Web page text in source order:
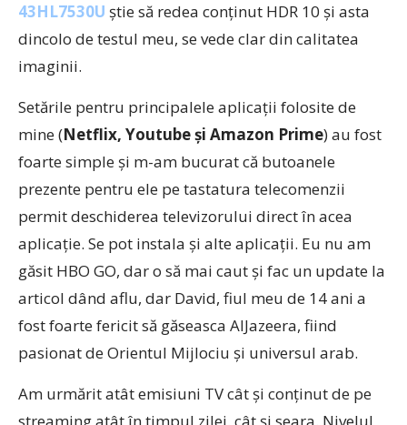
43HL7530U știe să redea conținut HDR 10 și asta
dincolo de testul meu, se vede clar din calitatea
imaginii.
Setările pentru principalele aplicații folosite de
mine (Netflix, Youtube și Amazon Prime) au fost
foarte simple și m-am bucurat că butoanele
prezente pentru ele pe tastatura telecomenzii
permit deschiderea televizorului direct în acea
aplicație. Se pot instala și alte aplicații. Eu nu am
găsit HBO GO, dar o să mai caut și fac un update la
articol dând aflu, dar David, fiul meu de 14 ani a
fost foarte fericit să găseasca AlJazeera, fiind
pasionat de Orientul Mijlociu și universul arab.
Am urmărit atât emisiuni TV cât și conținut de pe